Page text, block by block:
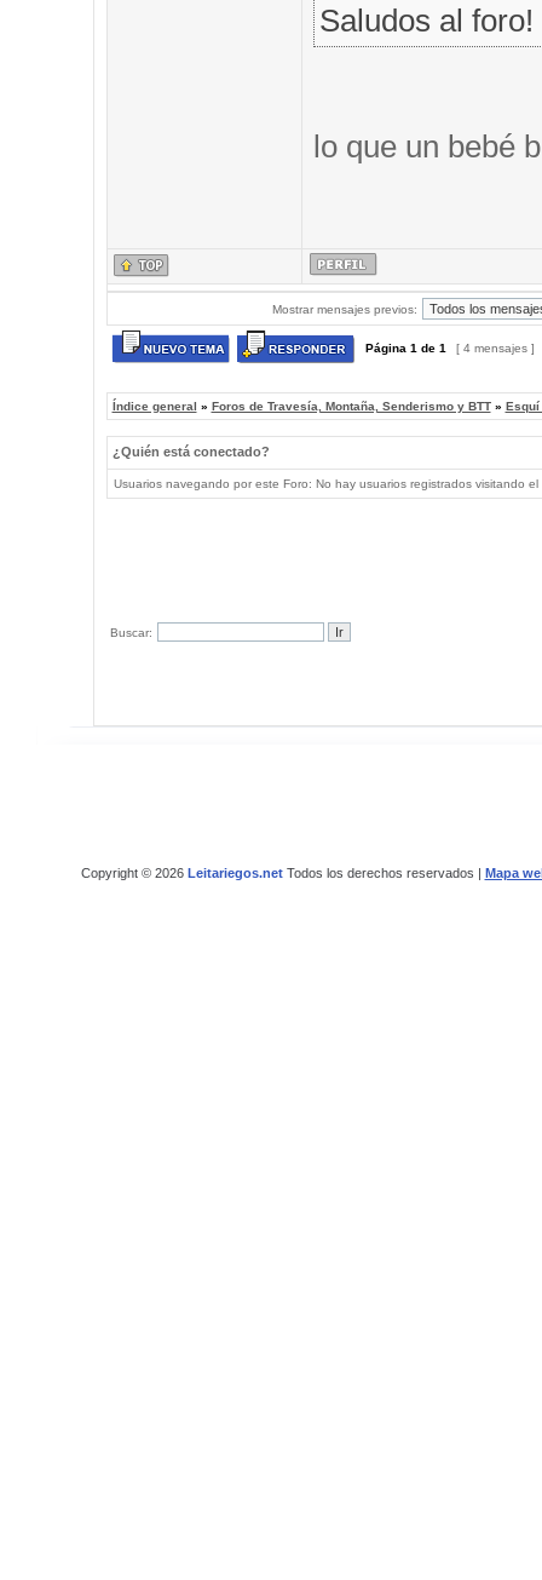
Saludos al foro!
lo que un bebé
Mostrar mensajes previos:
Página 1 de 1 [ 4 mensajes ]
Índice general » Foros de Travesía, Montaña, Senderismo y BTT» Esquí
¿Quién está conectado?
Usuarios navegando por este Foro: No hay usuarios registrados visitando
Buscar:
Copyright © 2026 Leitariegos.netTodos los derechos reservados | Mapa